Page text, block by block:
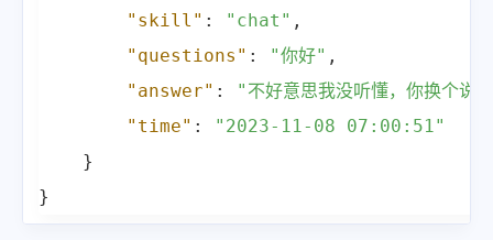
"skill" : "chat" ,
"questions" : "你好" ,
"answer" :
"不好意思我没听懂，你换个说
"time" :
"2023-11-08 07:00:51"
}
}